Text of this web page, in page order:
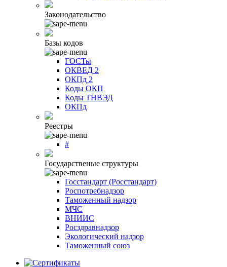
Законодательство
Базы кодов
ГОСТы
ОКВЕД 2
ОКПд 2
Коды ОКП
Коды ТНВЭД
ОКПд
Реестры
#
Государственые структуры
Госстандарт (Росстандарт)
Роспотребнадзор
Таможенный надзор
МЧС
ВНИИС
Росздравнадзор
Экологический надзор
Таможенный союз